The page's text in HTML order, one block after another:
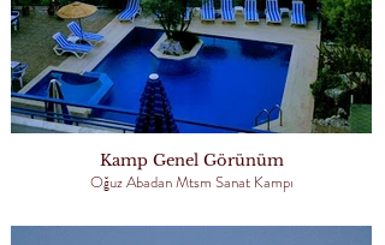
Kamp Genel Görünüm
Oğuz Abadan Mtsm Sanat Kampı